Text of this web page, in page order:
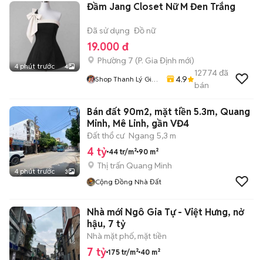
4 phút trước 4
Đầm Jang Closet Nữ M Đen Trắng
Đã sử dụng Đồ nữ
19.000 đ
Phường 7 (P. Gia Định mới)
Shop Thanh Lý Giá
4.9
12774đã
bán
4 phút trước 3
Bán đất 90m2, mặt tiền 5.3m, Quang
Minh, Mê Linh, gần VĐ4
Đất thổ cư Ngang 5,3 m
4 tỷ 44 tr/m² 90 m²
Thị trấn Quang Minh
Cộng Đồng Nhà Đất
Nhà mới Ngô Gia Tự - Việt Hưng, nở
hậu, 7 tỷ
Nhà mặt phố, mặt tiền
7 tỷ 175 tr/m² 40 m²